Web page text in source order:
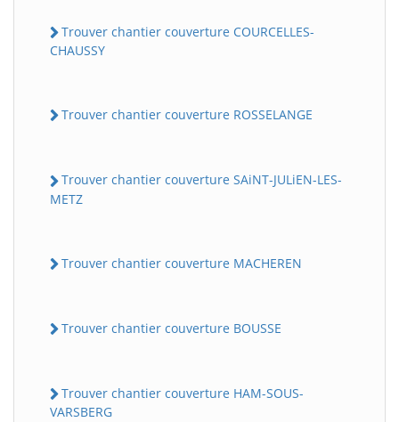
Trouver chantier couverture COURCELLES-
CHAUSSY
Trouver chantier couverture ROSSELANGE
Trouver chantier couverture SAiNT-JULiEN-LES-
METZ
Trouver chantier couverture MACHEREN
Trouver chantier couverture BOUSSE
Trouver chantier couverture HAM-SOUS-
VARSBERG